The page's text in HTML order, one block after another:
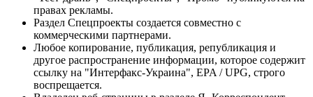
правах рекламы.
Раздел Спецпроекты создается совместно с
коммерческими партнерами.
Любое копирование, публикация, републикация и
другое распространение информации, которое содержит
ссылку на "Интерфакс-Украина", EPA / UPG, строго
воспрещается.